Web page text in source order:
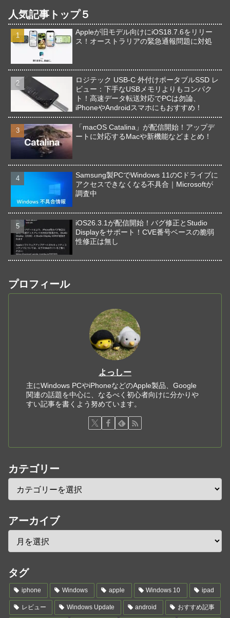
人気記事トップ５
Appleが旧モデル向けにiOS18.7.6をリリー
ス！オーストラリアの緊急通報問題に対処
ロジテック USB-C 外付けポータブルSSD レ
ビュー：下手なUSBメモリよりもコンパク
ト！高速データ転送対応でPCは勿論、
iPhoneやAndroidスマホにもおすすめ！
「macOS Catalina」が配信開始！アップデ
ートに対応するMacや新機能などまとめ！
Samsung製PCでWindows 11のCドライブに
アクセスできなくなる不具合｜Microsoftが
調査中
iOS26.3.1が配信開始！バグ修正とStudio
Displayをサポート！CVE番号ベースの脆弱
性修正は無し
プロフィール
よっしー
主にWindows PCやiPhoneなどのApple製品、Google
関連の話題を中心に、なるべく初心者向けに分かりや
すい記事を書くよう努めています。
カテゴリー
アーカイブ
タグ
iphone Windows apple Windows 10 ipad
レビュー Windows Update android おすすめ記事